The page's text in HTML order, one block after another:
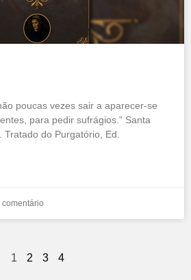
poucas vezes sair a aparecer-se
para pedir sufrágios.” Santa
do Purgatório, Ed.
comentário
1 2 3 4